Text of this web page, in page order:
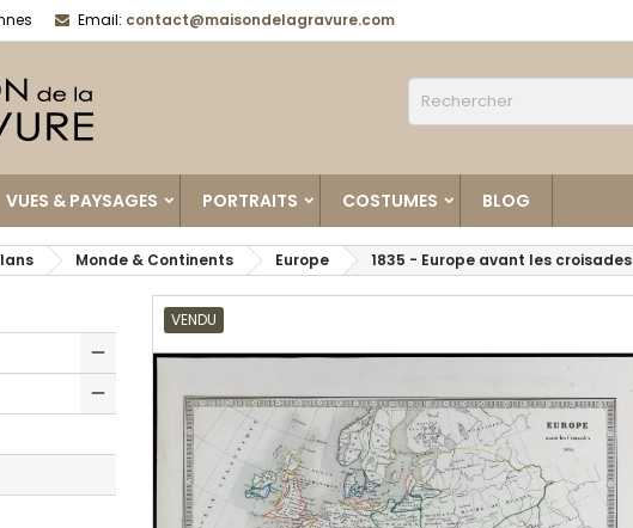
Email: contact@maisondelagravure.com
VUES & PAYSAGES PORTRAITS COSTUMES BLOG
Monde & Continents Europe 1835 - Europe avant les croisades
VENDU